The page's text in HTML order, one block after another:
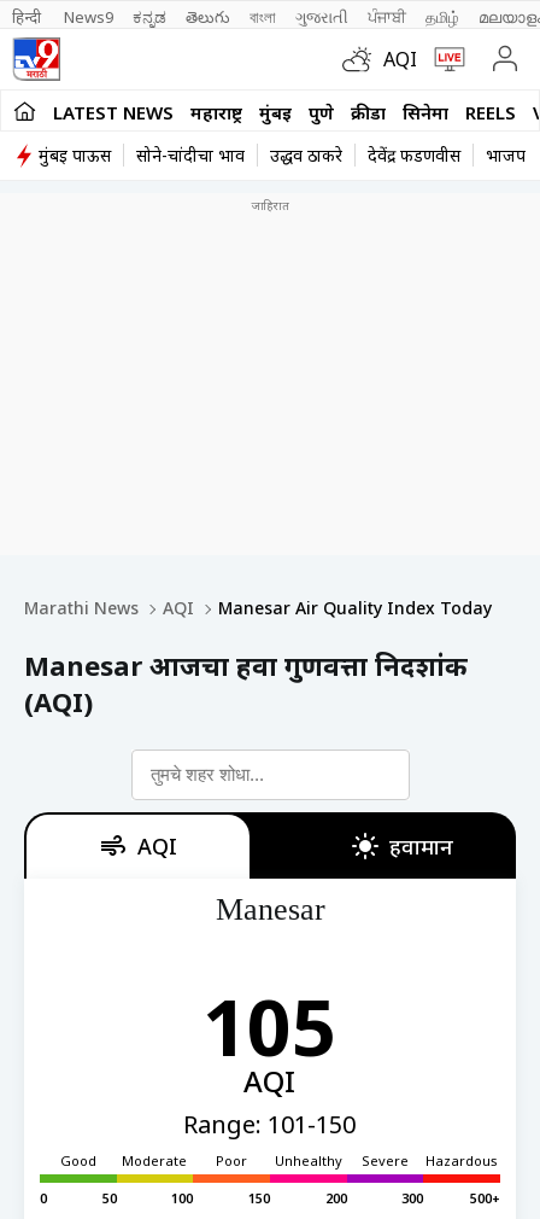
हिन्दी News9 ಕನ್ನಡ తెలుగు বাংলা ગુજરાતી ਪੰਜਾਬੀ தமிழ்
AQI
LATEST NEWS महाराष्ट्र मुंबई पुणे क्रीडा सिनेमा REELS
मुंबई पाऊस सोने-चांदीचा भाव उद्धव ठाकरे देवेंद्र फडणवीस भाजप
Marathi News AQI Manesar Air Quality Index Today
Manesar आजचा हवा गुणवत्ता निर्देशांक
(AQI)
AQI हवामान
Manesar
105
AQI
Range: 101-150
Good
0 50
Moderate
100
Poor
150
Unhealthy
200
Severe
300
Hazardous
500+